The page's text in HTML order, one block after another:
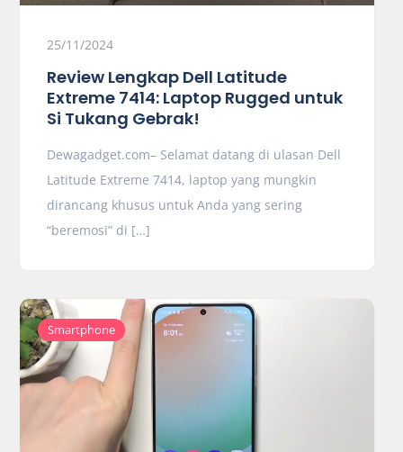
25/11/2024
Review Lengkap Dell Latitude
Extreme 7414: Laptop Rugged untuk
Si Tukang Gebrak!
Dewagadget.com– Selamat datang di ulasan Dell
Latitude Extreme 7414, laptop yang mungkin
dirancang khusus untuk Anda yang sering
“beremosi” di […]
Smartphone